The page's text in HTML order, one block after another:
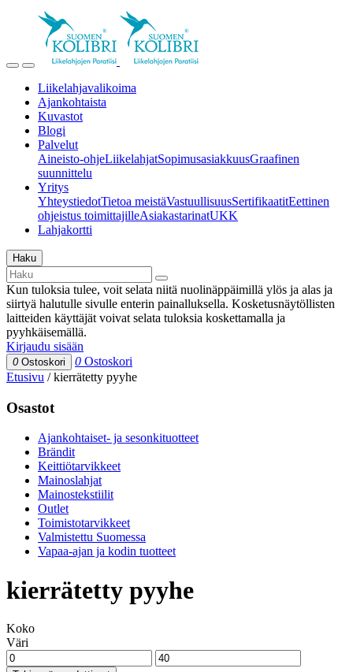
Liikelahjavalikoima
Ajankohtaista
Kuvastot
Blogi
Palvelut
Aineisto-ohjeLiikelahjatSopimusasiakkuusGraafinen
suunnittelu
Yritys
YhteystiedotTietoa meistäVastuullisuusSertifikaatitEettinen
ohjeistus toimittajilleAsiakastarinatUKK
Lahjakortti
Haku
Kun tuloksia tulee, voit selata niitä nuolinäppäimillä ylös ja alas ja
siirtyä halutulle sivulle enterin painalluksella. Kosketusnäytöllisten
laitteiden käyttäjät voivat selata tuloksia koskettamalla ja
pyyhkäisemällä.
Kirjaudu sisään
0 Ostoskori 0 Ostoskori
Etusivu /kierrätetty pyyhe
Osastot
Ajankohtaiset- ja sesonkituotteet
Brändit
Keittiötarvikkeet
Mainoslahjat
Mainostekstiilit
Outlet
Toimistotarvikkeet
Valmistettu Suomessa
Vapaa-ajan ja kodin tuotteet
kierrätetty pyyhe
Koko
Väri